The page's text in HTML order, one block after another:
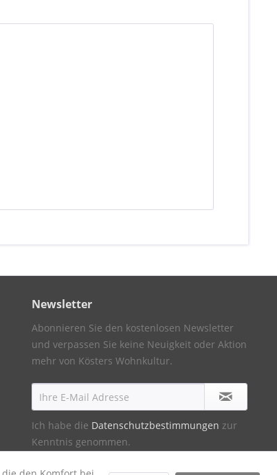
Newsletter
Abonnieren Sie den kostenlosen Newsletter
und verpassen Sie keine Neuigkeit oder Aktion
mehr von Kösters Wohnkultur.
Ich habe die Datenschutzbestimmungen zur
Kenntnis genommen.